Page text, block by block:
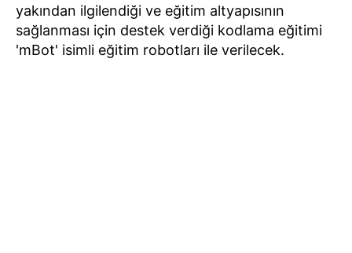
yakından ilgilendiği ve eğitim altyapısının
sağlanması için destek verdiği kodlama eğitimi
'mBot' isimli eğitim robotları ile verilecek.